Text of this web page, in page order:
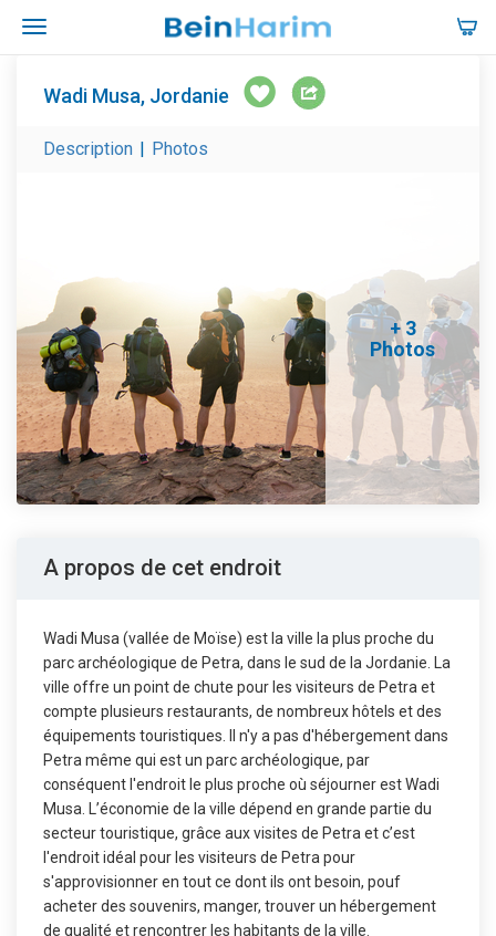
Wadi Musa, Jordanie
Description | Photos
+ 3
Photos
A propos de cet endroit
Wadi Musa (vallée de Moïse) est la ville la plus proche du
parc archéologique de Petra, dans le sud de la Jordanie. La
ville offre un point de chute pour les visiteurs de Petra et
compte plusieurs restaurants, de nombreux hôtels et des
équipements touristiques. Il n'y a pas d'hébergement dans
Petra même qui est un parc archéologique, par
conséquent l'endroit le plus proche où séjourner est Wadi
Musa. L’économie de la ville dépend en grande partie du
secteur touristique, grâce aux visites de Petra et c’est
l'endroit idéal pour les visiteurs de Petra pour
s'approvisionner en tout ce dont ils ont besoin, pouf
acheter des souvenirs, manger, trouver un hébergement
de qualité et rencontrer les habitants de la ville.